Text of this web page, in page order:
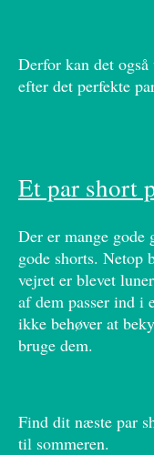
Derfor kan det
efter det perfekte
Et par short
Der er mange gode
gode shorts. Netop
vejret er blevet
af dem passer ind i
ikke behøver at
bruge dem.
Find dit næste par
til sommeren.